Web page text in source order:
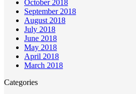
October 2018
September 2018
August 2018
July 2018
June 2018
May 2018
April 2018
March 2018
Categories